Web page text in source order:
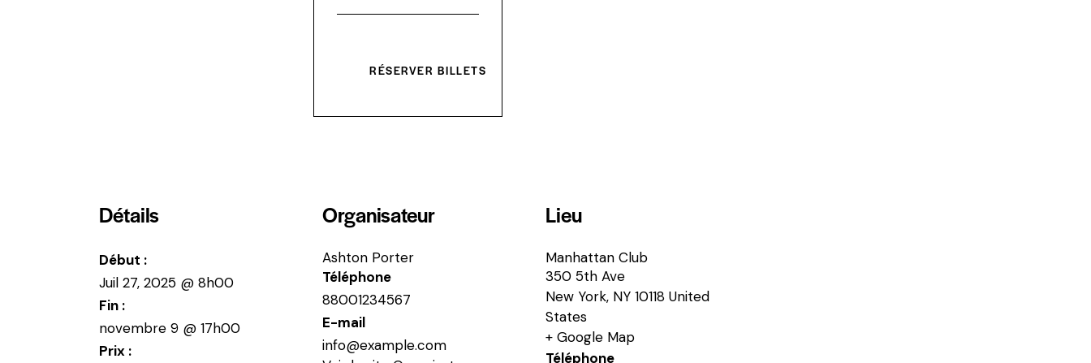
t
é
RÉSERVER BILLETS
Détails
Début :
Juil 27, 2025 @ 8h00
Fin :
novembre 9 @ 17h00
Prix :
Organisateur
Ashton Porter
Téléphone
88001234567
E-mail
info@example.com
Lieu
Manhattan Club
350 5th Ave
New York, NY 10118 United
States
+ Google Map
Téléphone